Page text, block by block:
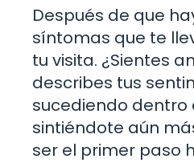
Después de que
síntomas que te
tu visita. ¿Sientes
describes tus
sucediendo dentro
sintiéndote aún
ser el primer paso